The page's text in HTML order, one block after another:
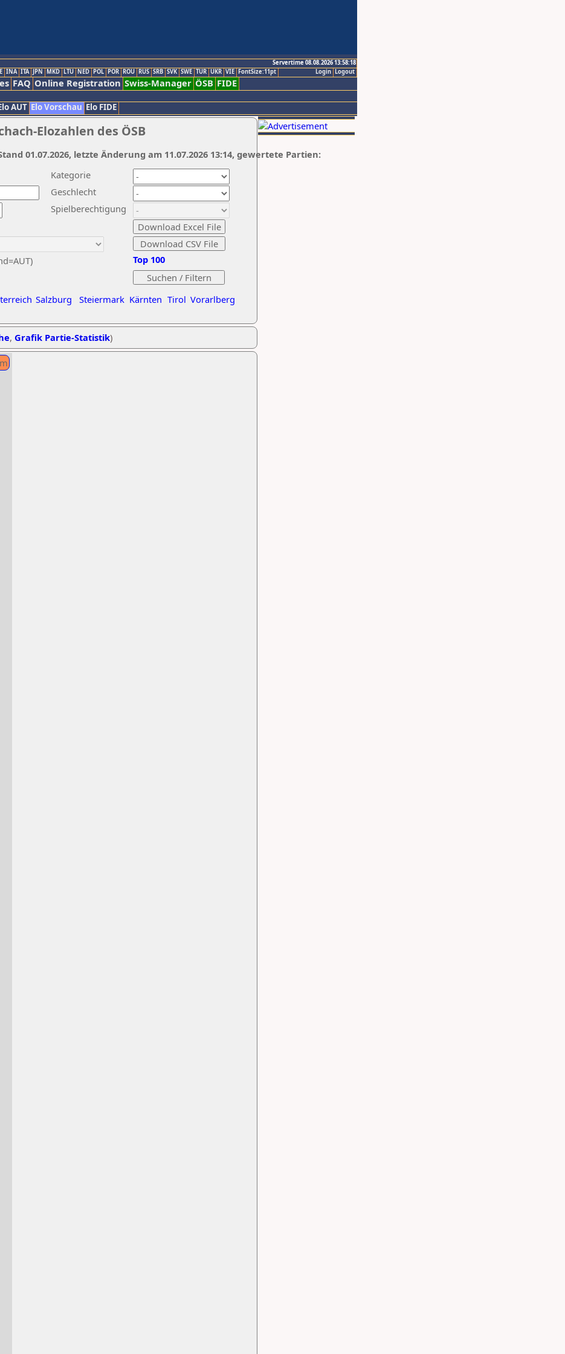
Servertime 08.08.2026 13:58:18
Logout
Login
INA ITA JPN MKD LTU NED POL POR ROU RUS SRB SVK SWE TUR UKR VIE FontSize:11pt
FAQ Online Registration Swiss-Manager ÖSB FIDE
AUT Elo Vorschau Elo FIDE
Elozahlen des ÖSB
Kategorie
Geschlecht
Spielberechtigung
Salzburg Steiermark Kärnten Tirol Vorarlberg
Top 100
01.07.2026, letzte Änderung am 11.07.2026 13:14, gewertete Partien:
, Grafik Partie-Statistik)